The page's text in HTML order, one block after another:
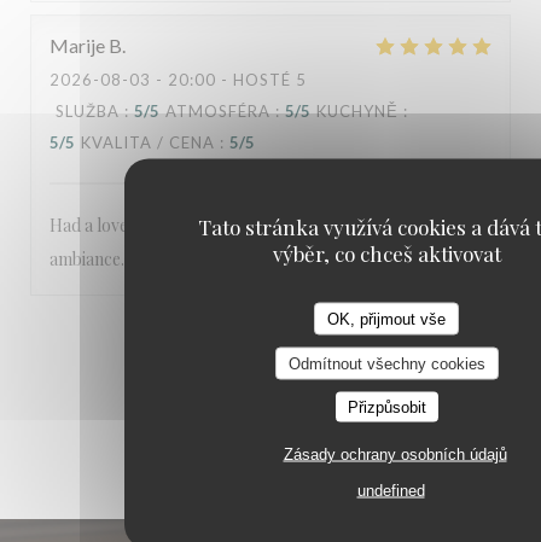
Tato stránka využívá cookies a dává
výběr, co chceš aktivovat
OK, přijmout vše
Odmítnout všechny cookies
Přizpůsobit
Zásady ochrany osobních údajů
undefined
Marije B
2026-08-03 - 20:00 - HOSTÉ 5
SLUŽBA : 5/5 ATMOSFÉRA: 5/5 KUCHYNĚ:
5/5 KVALITA / CENA : 5/5
Had a lovely dinner in this restaurant. Great food and
ambiance.
3